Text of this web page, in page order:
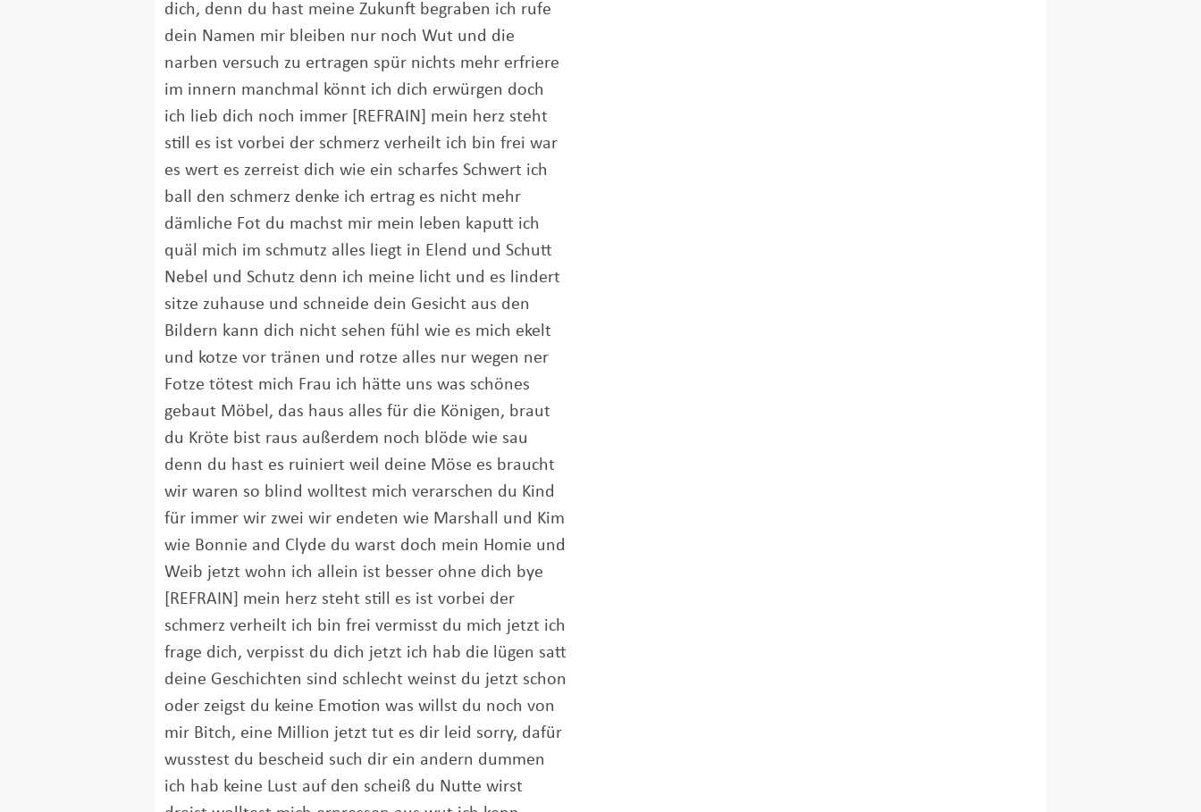
dich, denn du hast meine Zukunft begraben ich rufe
dein Namen mir bleiben nur noch Wut und die
narben versuch zu ertragen spür nichts mehr erfriere
im innern manchmal könnt ich dich erwürgen doch
ich lieb dich noch immer [REFRAIN] mein herz steht
still es ist vorbei der schmerz verheilt ich bin frei war
es wert es zerreist dich wie ein scharfes Schwert ich
ball den schmerz denke ich ertrag es nicht mehr
dämliche Fot du machst mir mein leben kaputt ich
quäl mich im schmutz alles liegt in Elend und Schutt
Nebel und Schutz denn ich meine licht und es lindert
sitze zuhause und schneide dein Gesicht aus den
Bildern kann dich nicht sehen fühl wie es mich ekelt
und kotze vor tränen und rotze alles nur wegen ner
Fotze tötest mich Frau ich hätte uns was schönes
gebaut Möbel, das haus alles für die Königen, braut
du Kröte bist raus außerdem noch blöde wie sau
denn du hast es ruiniert weil deine Möse es braucht
wir waren so blind wolltest mich verarschen du Kind
für immer wir zwei wir endeten wie Marshall und Kim
wie Bonnie and Clyde du warst doch mein Homie und
Weib jetzt wohn ich allein ist besser ohne dich bye
[REFRAIN] mein herz steht still es ist vorbei der
schmerz verheilt ich bin frei vermisst du mich jetzt ich
frage dich, verpisst du dich jetzt ich hab die lügen satt
deine Geschichten sind schlecht weinst du jetzt schon
oder zeigst du keine Emotion was willst du noch von
mir Bitch, eine Million jetzt tut es dir leid sorry, dafür
wusstest du bescheid such dir ein andern dummen
ich hab keine Lust auf den scheiß du Nutte wirst